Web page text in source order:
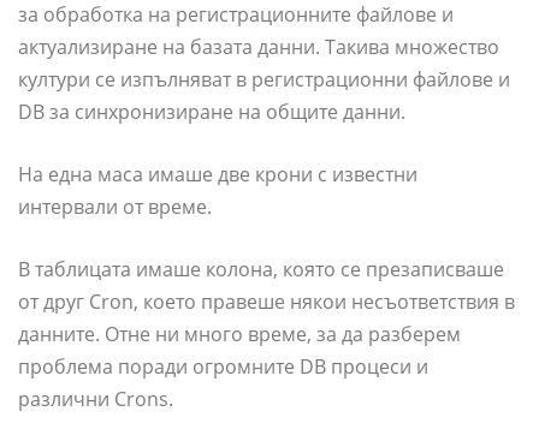
за обработка на регистрационните файлове и
актуализиране на базата данни. Такива множество
култури се изпълняват в регистрационни файлове и
DB за синхронизиране на общите данни.
На една маса имаше две крони с известни
интервали от време.
В таблицата имаше колона, която се презаписваше
от друг Cron, което правеше някои несъответствия в
данните. Отне ни много време, за да разберем
проблема поради огромните DB процеси и
различни Crons.